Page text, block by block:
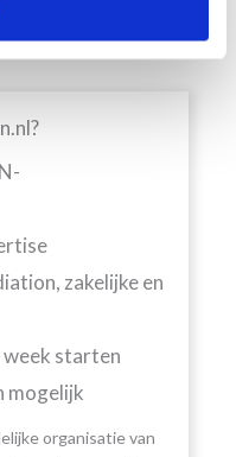
zakelijke en
week starten
mogelijk
organisatie van